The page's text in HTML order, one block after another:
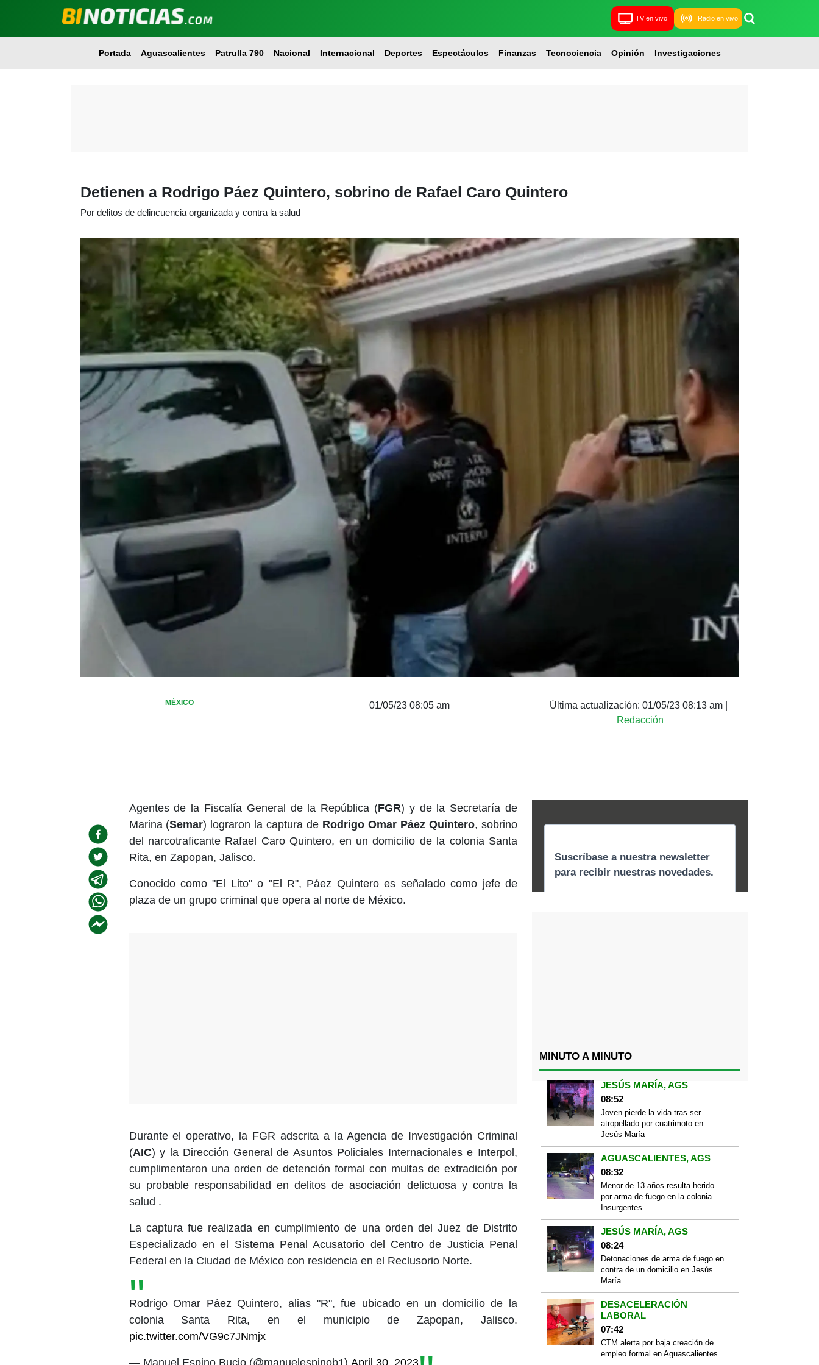
TV en vivo Radio en vivo
Portada Aguascalientes Patrulla 790 Nacional Internacional Deportes Espectáculos Finanzas Tecnociencia Opinión Investigaciones
Detienen a Rodrigo Páez Quintero, sobrino de Rafael Caro Quintero
Por delitos de delincuencia organizada y contra la salud
MÉXICO 01/05/23 08:05 am Última actualización: 01/05/23 08:13 am
Redacción
Agentes de la Fiscalía General de la República (FGR) y de la Secretaría de
Marina (Semar) lograron la captura de Rodrigo Omar Páez Quintero, sobrino
del narcotraficante Rafael Caro Quintero, en un domicilio de la colonia Santa
Rita, en Zapopan, Jalisco.
Conocido como "El Lito" o "El R", Páez Quintero es señalado como jefe de
plaza de un grupo criminal que opera al norte de México.
Durante el operativo, la FGR adscrita a la Agencia de Investigación Criminal
(AIC) y la Dirección General de Asuntos Policiales Internacionales e Interpol,
cumplimentaron una orden de detención formal con multas de extradición por
su probable responsabilidad en delitos de asociación delictuosa y contra la
salud .
La captura fue realizada en cumplimiento de una orden del Juez de Distrito
Especializado en el Sistema Penal Acusatorio del Centro de Justicia Penal
Federal en la Ciudad de México con residencia en el Reclusorio Norte.
Rodrigo Omar Páez Quintero, alias "R", fue ubicado en un domicilio de la
colonia Santa Rita, en el municipio de Zapopan, Jalisco.
pic.twitter.com/VG9c7JNmjx
— Manuel Espino Bucio (@manuelespinob1) April 30, 2023
MINUTO A MINUTO
JESÚS MARÍA, AGS
08:52
Joven pierde la vida tras ser
atropellado por cuatrimoto en
Jesús María
AGUASCALIENTES, AGS
08:32
Menor de 13 años resulta herido
por arma de fuego en la colonia
Insurgentes
JESÚS MARÍA, AGS
08:24
Detonaciones de arma de fuego en
contra de un domicilio en Jesús
María
DESACELERACIÓN
LABORAL
07:42
CTM alerta por baja creación de
empleo formal en Aguascalientes